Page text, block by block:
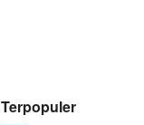
Terpopuler